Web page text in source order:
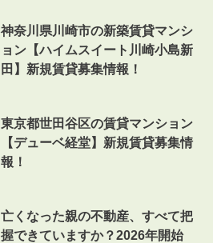
神奈川県川崎市の新築賃貸マンシ
ョン【ハイムスイート川崎小島新
田】新規賃貸募集情報！
東京都世田谷区の賃貸マンション
【デューベ経堂】新規賃貸募集情
報！
亡くなった親の不動産、すべて把
握できていますか？2026年開始